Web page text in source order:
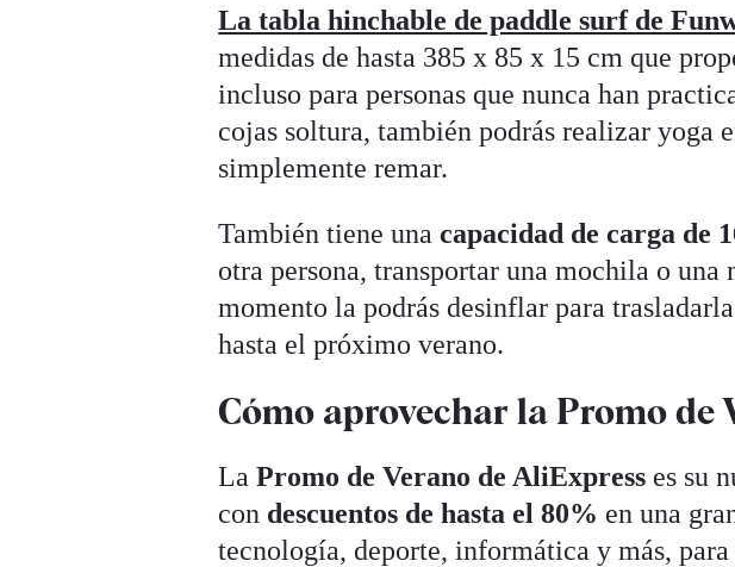
La tabla hinchable de paddle surf de
medidas de hasta 385 x 85 x 15 cm que
incluso para personas que nunca han
cojas soltura, también podrás realizar yoga
simplemente remar.
También tiene unacapacidad de carga de
otra persona, transportar una mochila o una
momento la podrás desinflar para
hasta el próximo verano.
Cómo aprovechar la Promo de
LaPromo de Verano de AliExpress es su
con descuentos de hasta el 80% en una
tecnología, deporte, informática y más,